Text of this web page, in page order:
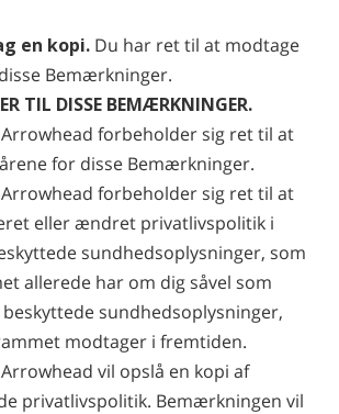
en kopi. Du har ret til at modtage
Bemærkninger.
TIL DISSE BEMÆRKNINGER.
forbeholder sig ret til at
for disse Bemærkninger.
forbeholder sig ret til at
eller ændret privatlivspolitik i
sundhedsoplysninger, som
allerede har om dig såvel som
sundhedsoplysninger,
modtager i fremtiden.
vil opslå en kopi af
privatlivspolitik. Bemærkningen vil